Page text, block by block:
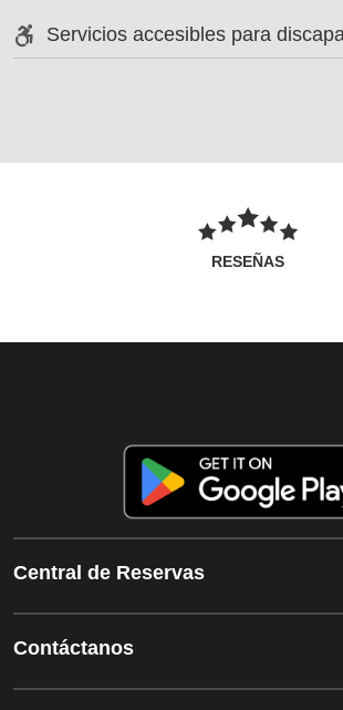
Servicios accesibles para
RESEÑAS
Central de Reservas
Contáctanos